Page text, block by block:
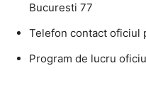
Bucuresti 77
Telefon contact oficiul
Program de lucru